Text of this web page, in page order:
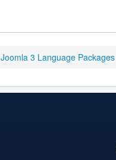
Joomla 3 Language Packages